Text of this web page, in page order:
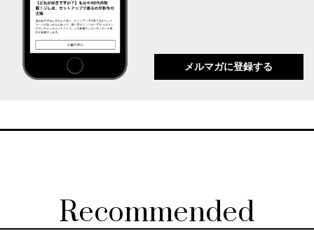
メルマガに登録する
Recommended